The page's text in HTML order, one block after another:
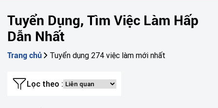
Tuyển Dụng, Tìm Việc Làm Hấp
Dẫn Nhất
Trang chủ Tuyển dụng 274 việc làm mới nhất
Lọc theo :